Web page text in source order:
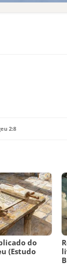
2:8
do
(Estudo